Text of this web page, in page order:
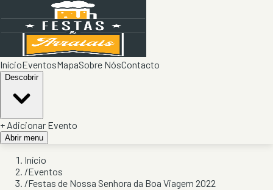
InícioEventosMapaSobre NósContacto
Descobrir
+ Adicionar Evento
Abrir menu
Início
/Eventos
/Festas de Nossa Senhora da Boa Viagem 2022